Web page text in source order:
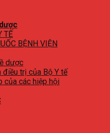
TẾ
BỆNH VIỆN
dược
trị của Bộ Y tế
của các hiệp hội